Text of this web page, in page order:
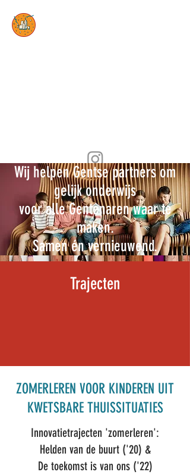
Wij helpen Gentse partners om
gelijk onderwijs
voor alle Gentenaren waar te
maken.
Samen én vernieuwend.
Trajecten
ZOMERLEREN VOOR KINDEREN UIT
KWETSBARE THUISSITUATIES
Innovatietrajecten 'zomerleren':
Helden van de buurt ('20) &
De toekomst is van ons ('22)